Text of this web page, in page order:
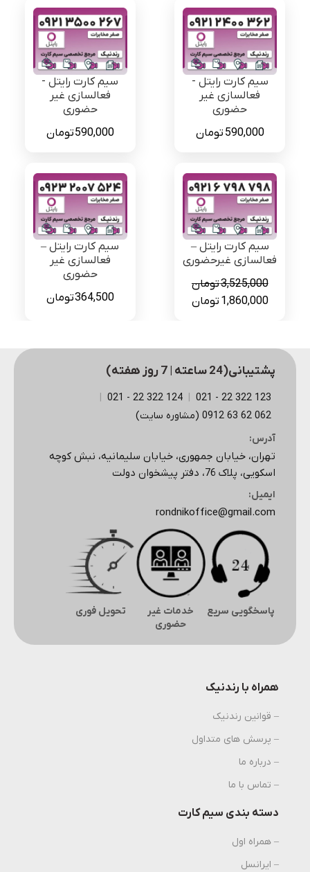
سیم کارت رایتل -
فعالسازی غیر
حضوری
590,000 تومان
سیم کارت رایتل -
فعالسازی غیر
حضوری
590,000تومان
سیم کارت رایتل –
فعالسازی غیرحضوری
3,525,000تومان
قیمت
بود.
1,860,000 تومانقیمت
است.
سیم کارت رایتل –
فعالسازی غیر
حضوری
364,500تومان
پشتیبانی(24 ساعته | 7 روز هفته)
123 322 22 - 021
124 322 22 - 021
062 62 63 0912 (مشاوره سایت)
آدرس:
تهران، خیابان جمهوری، خیابان سلیمانیه، نبش کوچه
اسکویی، پلاک 76، دفتر پیشخوان دولت
ایمیل:
rondnikoffice@gmail.com
پاسخگویی سریع
خدمات غیر
حضوری
تحویل فوری
همراه با رندنیک
– قوانین رندنیک
– پرسش های متداول
– درباره ما
– تماس با ما
دسته بندی سیم کارت
– همراه اول
– ایرانسل